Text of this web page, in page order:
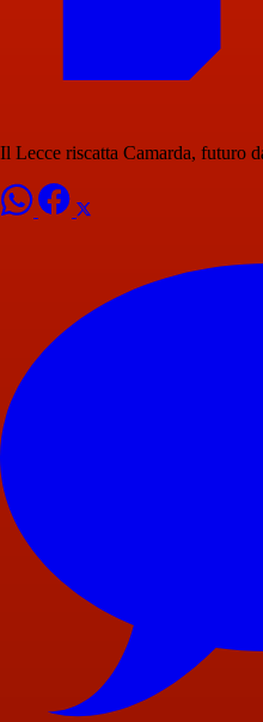
Il Lecce riscatta Camarda, futuro